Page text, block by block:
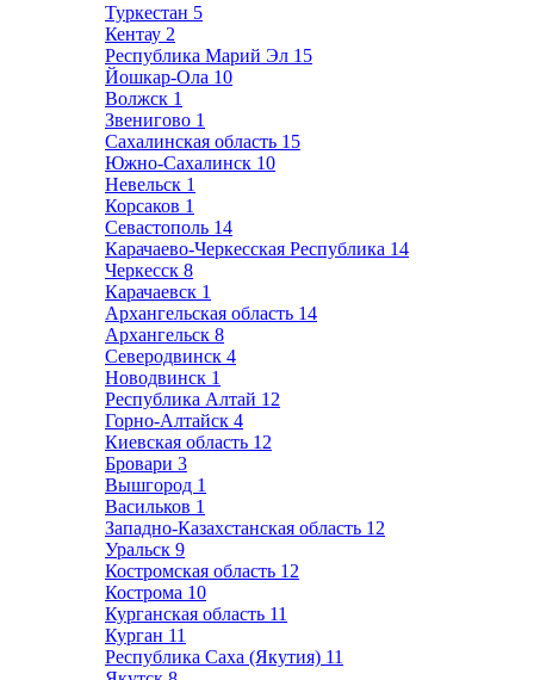
Туркестан 5
Кентау 2
Республика Марий Эл 15
Йошкар-Ола 10
Волжск 1
Звенигово 1
Сахалинская область 15
Южно-Сахалинск 10
Невельск 1
Корсаков 1
Севастополь 14
Карачаево-Черкесская Республика 14
Черкесск 8
Карачаевск 1
Архангельская область 14
Архангельск 8
Северодвинск 4
Новодвинск 1
Республика Алтай 12
Горно-Алтайск 4
Киевская область 12
Бровари 3
Вышгород 1
Васильков 1
Западно-Казахстанская область 12
Уральск 9
Костромская область 12
Кострома 10
Курганская область 11
Курган 11
Республика Саха (Якутия) 11